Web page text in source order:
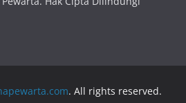
. All rights reserved.